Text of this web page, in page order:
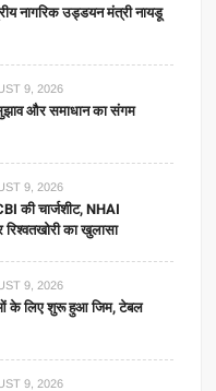
नागरिक उड्डयन मंत्री नायडू
9, 2026
और समाधान का संगम
9, 2026
की चार्जशीट, NHAI
का खुलासा
9, 2026
के लिए शुरू हुआ जिम, टेबल
9, 2026